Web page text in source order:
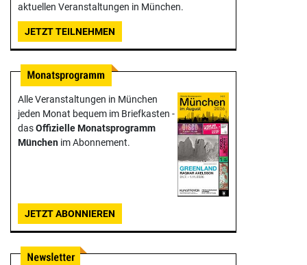
aktuellen Veranstaltungen in München.
JETZT TEILNEHMEN
Alle Veranstaltungen in München
jeden Monat bequem im Briefkasten -
dasOffizielle Monats­programm
München im Abonnement.
JETZT ABONNIEREN